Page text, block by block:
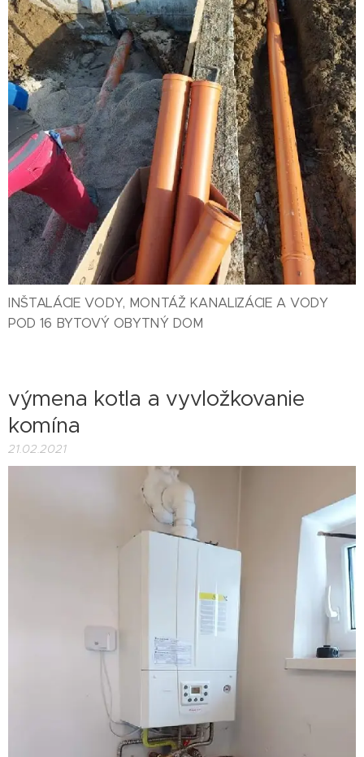
INŠTALÁCIE VODY, MONTÁŽ KANALIZÁCIE A VODY
POD 16 BYTOVÝ OBYTNÝ DOM
výmena kotla a vyvložkovanie
komína
21.02.2021